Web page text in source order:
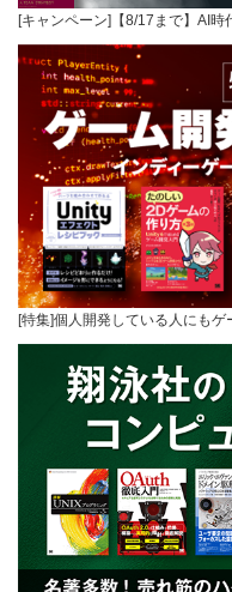
[キャンペーン]【8/17まで】AI
[特集]個人開発している人にも